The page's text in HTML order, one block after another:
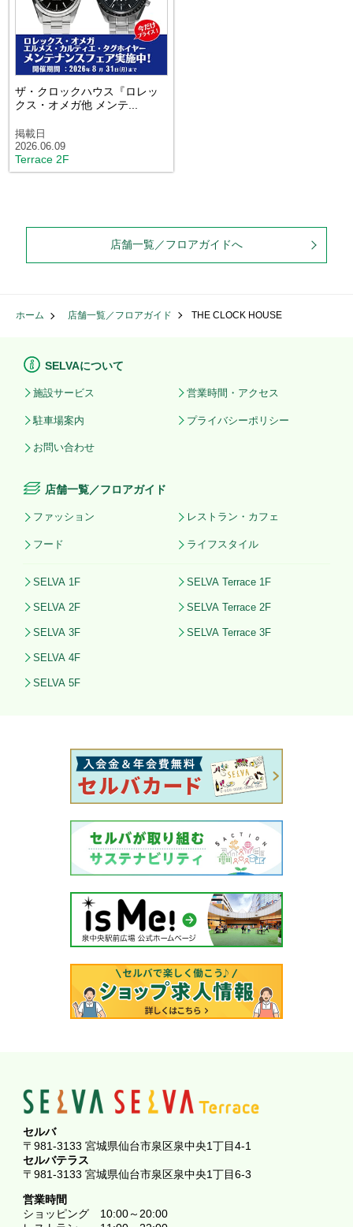
ザ・クロックハウス『ロレッ
クス・オメガ他 メンテ...
掲載日
2026.06.09
Terrace 2F
店舗一覧／フロアガイドへ
ホーム 店舗一覧／フロアガイド THE CLOCK HOUSE
SELVAについて
施設サービス 営業時間・アクセス
駐車場案内 プライバシーポリシー
お問い合わせ
店舗一覧／フロアガイド
ファッション レストラン・カフェ
フード ライフスタイル
SELVA 1F
SELVA 2F
SELVA 3F
SELVA 4F
SELVA 5F
SELVA Terrace 1F
SELVA Terrace 2F
SELVA Terrace 3F
セルバ
〒981-3133 宮城県仙台市泉区泉中央1丁目4-1
セルバテラス
〒981-3133 宮城県仙台市泉区泉中央1丁目6-3
営業時間
ショッピング
10:00～20:00